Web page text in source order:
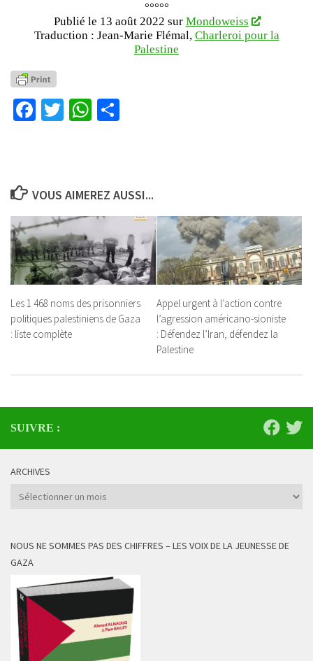
°°°°°
Publié le 13 août 2022 sur Mondoweiss
Traduction : Jean-Marie Flémal, Charleroi pour la
Palestine
Facebook
TwitterWhatsApp
VOUS AIMEREZ AUSSI...
Les 1 468 noms des prisonniers
politiques palestiniens de Gaza
: liste complète
Appel urgent à l’action contre
l’agression américano-sioniste
: Défendez l’Iran, défendez la
Palestine
SUIVRE :
ARCHIVES
Archives
NOUS NE SOMMES PAS DES CHIFFRES – LES VOIX DE LA JEUNESSE DE
GAZA